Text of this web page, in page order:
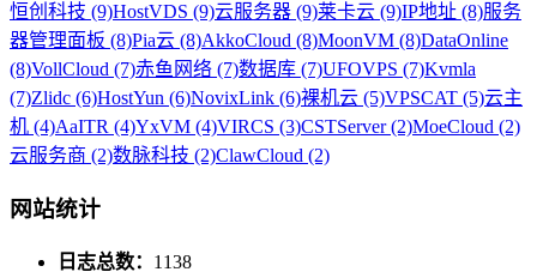
恒创科技 (9)HostVDS (9)云服务器 (9)莱卡云 (9)IP地址 (8)服务
器管理面板 (8)Pia云 (8)AkkoCloud (8)MoonVM (8)DataOnline
(8)VollCloud (7)赤鱼网络 (7)数据库 (7)UFOVPS (7)Kvmla
(7)Zlidc (6)HostYun (6)NovixLink (6)裸机云 (5)VPSCAT (5)云主
机 (4)AaITR (4)YxVM (4)VIRCS (3)CSTServer (2)MoeCloud (2)
云服务商 (2)数脉科技 (2)ClawCloud (2)
网站统计
日志总数： 1138